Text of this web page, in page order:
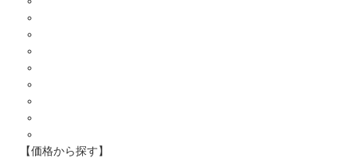
【価格から探す】